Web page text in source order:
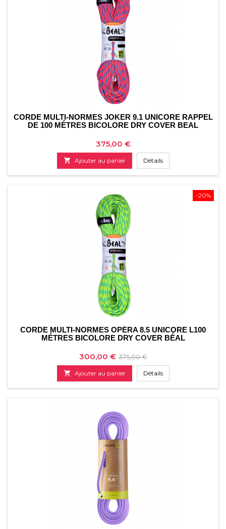
CORDE MULTI-NORMES JOKER 9.1 UNICORE RAPPEL
DE 100 MÉTRES BICOLORE DRY COVER BEAL
Prix
375,00 €
 Ajouter au panier Détails
-20%
CORDE MULTI-NORMES OPÉRA 8.5 UNICORE L100
MÉTRES BICOLORE DRY COVER BÉAL
Prix
300,00 € Prix
de
base
375,00 €
 Ajouter au panier Détails